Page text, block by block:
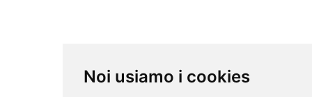
Noi usiamo i cookies